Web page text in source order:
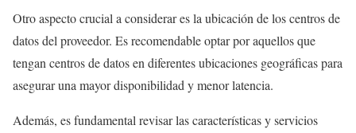
Otro aspecto crucial a considerar es la ubicación de los centros de
datos del proveedor. Es recomendable optar por aquellos que
tengan centros de datos en diferentes ubicaciones geográficas para
asegurar una mayor disponibilidad y menor latencia.
Además, es fundamental revisar las características y servicios